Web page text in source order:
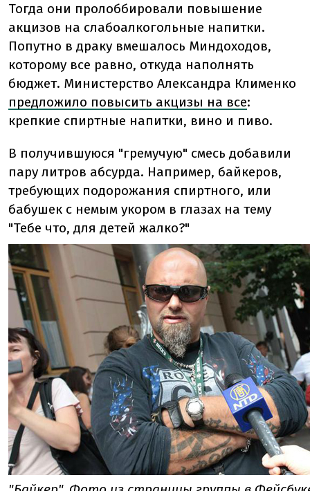
Тогда они пролоббировали повышение
акцизов на слабоалкогольные напитки.
Попутно в драку вмешалось Миндоходов,
которому все равно, откуда наполнять
бюджет. Министерство Александра Клименко
предложило повысить акцизы на все:
крепкие спиртные напитки, вино и пиво.
В получившуюся "гремучую" смесь добавили
пару литров абсурда. Например, байкеров,
требующих подорожания спиртного, или
бабушек с немым укором в глазах на тему
"Тебе что, для детей жалко?"